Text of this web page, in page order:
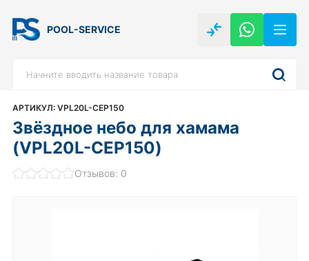
POOL-SERVICE
АРТИКУЛ: VPL20L-CEP150
Звёздное небо для хамама
(VPL20L-CEP150)
Отзывов: 0